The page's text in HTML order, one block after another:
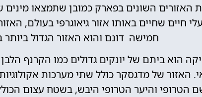
השונים בפארק כמובן שתמצאו מינים
חיים שחיים באותו אזור גיאוגרפי בעולם,
חמישה דונם והוא האזור הגדול
הוא ביתם של יונקים גדולים כמו הקרנף הלבן
האזור של מדגסקר כולל שתי מערכות
הטרופי והיער הטרופי היבש, בשטח עצום